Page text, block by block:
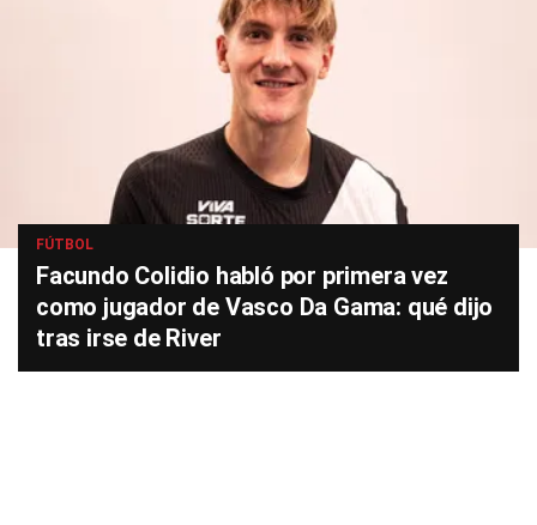
FÚTBOL
Facundo Colidio habló por primera vez
como jugador de Vasco Da Gama: qué dijo
tras irse de River